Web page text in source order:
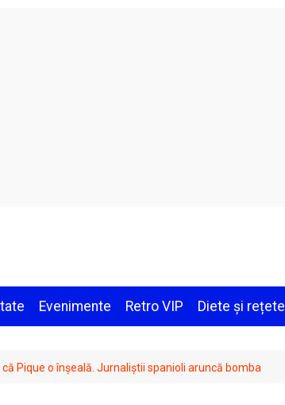
Evenimente Retro VIP Diete și rețete
Pique o înșeală. Jurnaliștii spanioli aruncă bomba